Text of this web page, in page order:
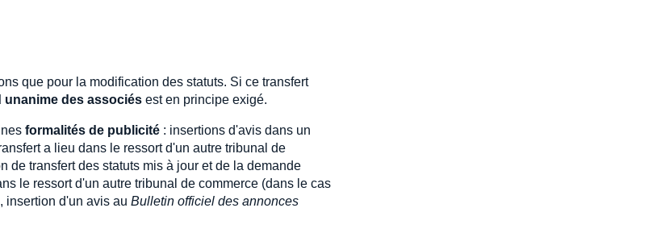
que pour la modification des statuts. Si ce transfert
unanime des associés est en principe exigé.
formalités de publicité : insertions d'avis dans un
a lieu dans le ressort d'un autre tribunal de
de transfert des statuts mis à jour et de la demande
le ressort d'un autre tribunal de commerce (dans le cas
insertion d'un avis au Bulletin officiel des annonces